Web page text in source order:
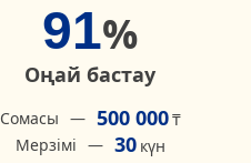
91%
Оңай бастау
Сомасы 500 000₸
Мерзімі
30 күн